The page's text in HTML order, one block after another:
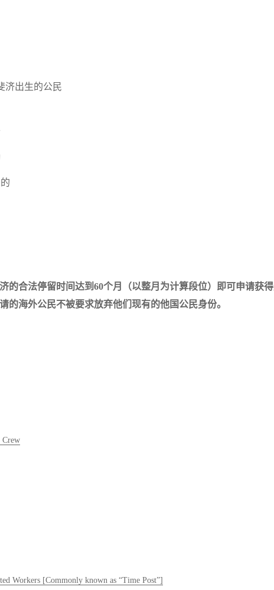
济出生的公民
的合法停留时间达到60个月（以整月为计算段位）即可申请获
的海外公民不被要求放弃他们现有的他国公民身份。
Crew
Workers [Commonly known as “Time Post”]